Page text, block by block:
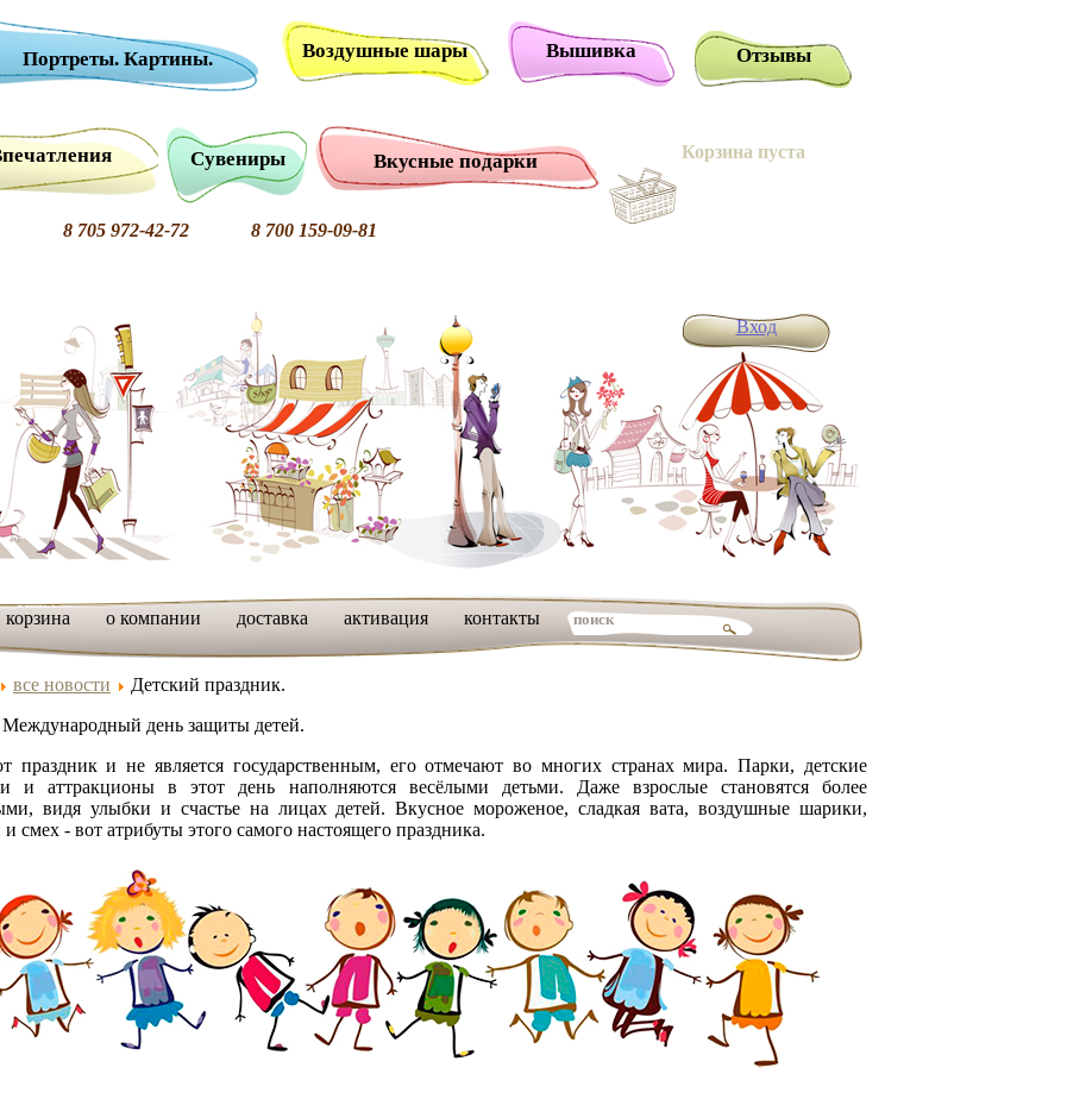
Портреты. Картины. Воздушные шары Вышивка Отзывы
8 705 972-42-72 8 700 159-09-81
Сувениры Вкусные подарки Корзина пуста
Вход
корзина о компании доставка активация контакты
все новости
Детский праздник.
день защиты детей.
праздник и не является государственным, его отмечают во многих странах мира. Парки, детские
и аттракционы в этот день наполняются весёлыми детьми. Даже взрослые становятся более
видя улыбки и счастье на лицах детей. Вкусное мороженое, сладкая вата, воздушные шарики,
смех - вот атрибуты этого самого настоящего праздника.